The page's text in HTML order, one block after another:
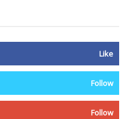
Like
Follow
Follow